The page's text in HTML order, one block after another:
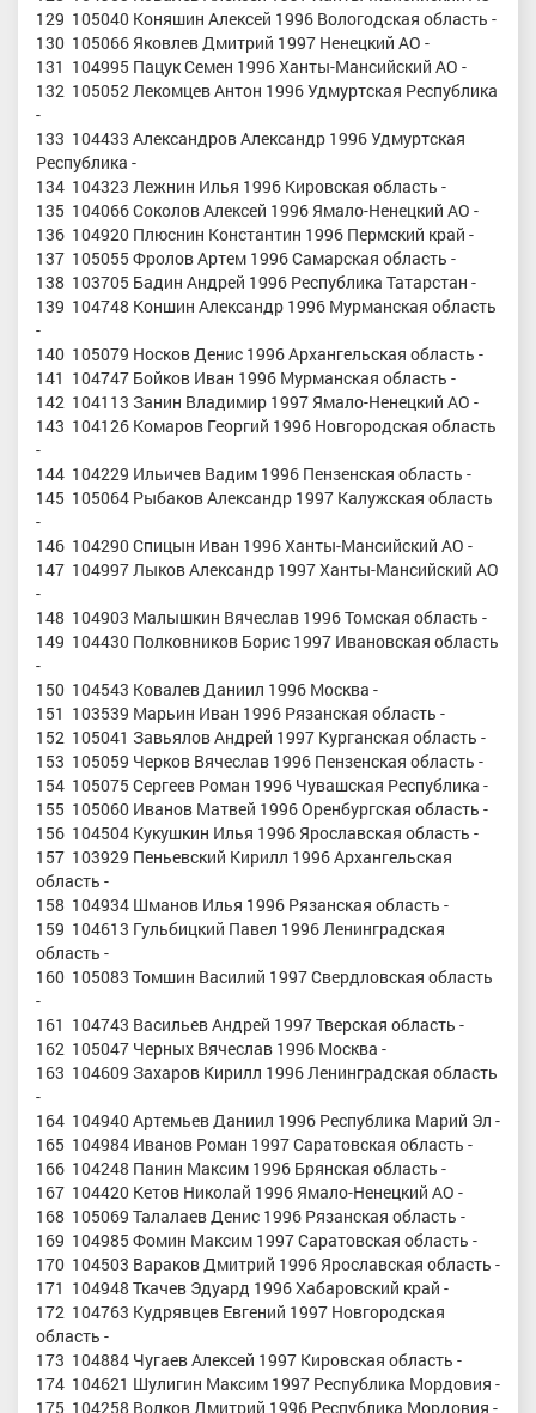
129 105040 Коняшин Алексей 1996 Вологодская область -
130 105066 Яковлев Дмитрий 1997 Ненецкий АО -
131 104995 Пацук Семен 1996 Ханты-Мансийский АО -
132 105052 Лекомцев Антон 1996 Удмуртская Республика
-
133 104433 Александров Александр 1996 Удмуртская
Республика -
134 104323 Лежнин Илья 1996 Кировская область -
135 104066 Соколов Алексей 1996 Ямало-Ненецкий АО -
136 104920 Плюснин Константин 1996 Пермский край -
137 105055 Фролов Артем 1996 Самарская область -
138 103705 Бадин Андрей 1996 Республика Татарстан -
139 104748 Коншин Александр 1996 Мурманская область
-
140 105079 Носков Денис 1996 Архангельская область -
141 104747 Бойков Иван 1996 Мурманская область -
142 104113 Занин Владимир 1997 Ямало-Ненецкий АО -
143 104126 Комаров Георгий 1996 Новгородская область
-
144 104229 Ильичев Вадим 1996 Пензенская область -
145 105064 Рыбаков Александр 1997 Калужская область
-
146 104290 Спицын Иван 1996 Ханты-Мансийский АО -
147 104997 Лыков Александр 1997 Ханты-Мансийский АО
-
148 104903 Малышкин Вячеслав 1996 Томская область -
149 104430 Полковников Борис 1997 Ивановская область
-
150 104543 Ковалев Даниил 1996 Москва -
151 103539 Марьин Иван 1996 Рязанская область -
152 105041 Завьялов Андрей 1997 Курганская область -
153 105059 Черков Вячеслав 1996 Пензенская область -
154 105075 Сергеев Роман 1996 Чувашская Республика -
155 105060 Иванов Матвей 1996 Оренбургская область -
156 104504 Кукушкин Илья 1996 Ярославская область -
157 103929 Пеньевский Кирилл 1996 Архангельская
область -
158 104934 Шманов Илья 1996 Рязанская область -
159 104613 Гульбицкий Павел 1996 Ленинградская
область -
160 105083 Томшин Василий 1997 Свердловская область
-
161 104743 Васильев Андрей 1997 Тверская область -
162 105047 Черных Вячеслав 1996 Москва -
163 104609 Захаров Кирилл 1996 Ленинградская область
-
164 104940 Артемьев Даниил 1996 Республика Марий Эл -
165 104984 Иванов Роман 1997 Саратовская область -
166 104248 Панин Максим 1996 Брянская область -
167 104420 Кетов Николай 1996 Ямало-Ненецкий АО -
168 105069 Талалаев Денис 1996 Рязанская область -
169 104985 Фомин Максим 1997 Саратовская область -
170 104503 Вараков Дмитрий 1996 Ярославская область -
171 104948 Ткачев Эдуард 1996 Хабаровский край -
172 104763 Кудрявцев Евгений 1997 Новгородская
область -
173 104884 Чугаев Алексей 1997 Кировская область -
174 104621 Шулигин Максим 1997 Республика Мордовия -
175 104258 Волков Дмитрий 1996 Республика Мордовия -